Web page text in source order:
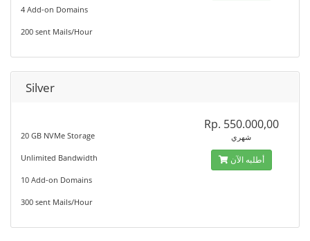
4 Add-on Domains
200 sent Mails/Hour
Silver
20 GB NVMe Storage
Unlimited Bandwidth
10 Add-on Domains
300 sent Mails/Hour
Rp. 550.000,00
شهري
أطلبه الآن